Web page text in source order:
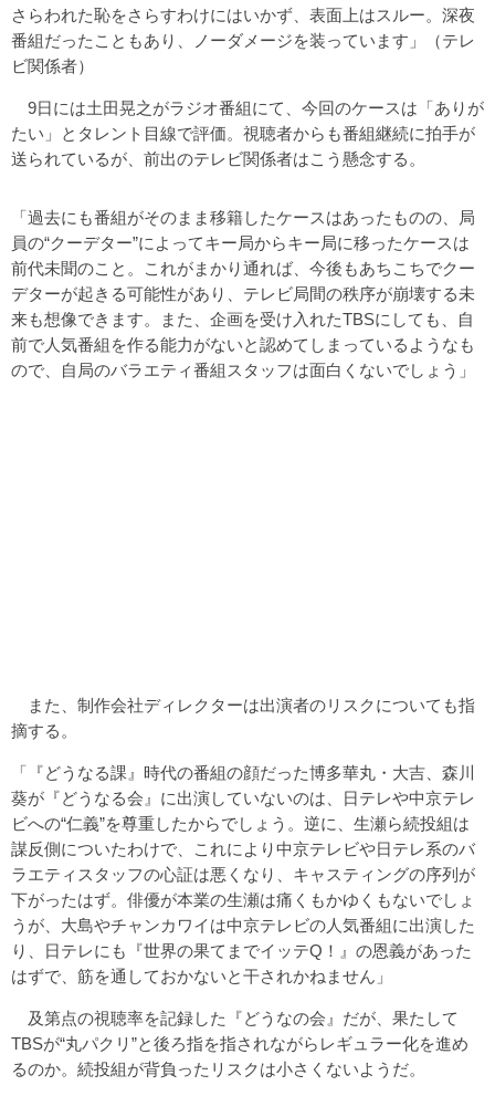
さらわれた恥をさらすわけにはいかず、表面上はスルー。深夜
番組だったこともあり、ノーダメージを装っています」（テレ
ビ関係者）
9日には土田晃之がラジオ番組にて、今回のケースは「ありが
たい」とタレント目線で評価。視聴者からも番組継続に拍手が
送られているが、前出のテレビ関係者はこう懸念する。
「過去にも番組がそのまま移籍したケースはあったものの、局
員の“クーデター”によってキー局からキー局に移ったケースは
前代未聞のこと。これがまかり通れば、今後もあちこちでクー
デターが起きる可能性があり、テレビ局間の秩序が崩壊する未
来も想像できます。また、企画を受け入れたTBSにしても、自
前で人気番組を作る能力がないと認めてしまっているようなも
ので、自局のバラエティ番組スタッフは面白くないでしょう」
また、制作会社ディレクターは出演者のリスクについても指
摘する。
「『どうなる課』時代の番組の顔だった博多華丸・大吉、森川
葵が『どうなる会』に出演していないのは、日テレや中京テレ
ビへの“仁義”を尊重したからでしょう。逆に、生瀬ら続投組は
謀反側についたわけで、これにより中京テレビや日テレ系のバ
ラエティスタッフの心証は悪くなり、キャスティングの序列が
下がったはず。俳優が本業の生瀬は痛くもかゆくもないでしょ
うが、大島やチャンカワイは中京テレビの人気番組に出演した
り、日テレにも『世界の果てまでイッテQ！』の恩義があった
はずで、筋を通しておかないと干されかねません」
及第点の視聴率を記録した『どうなの会』だが、果たして
TBSが“丸パクリ”と後ろ指を指されながらレギュラー化を進め
るのか。続投組が背負ったリスクは小さくないようだ。